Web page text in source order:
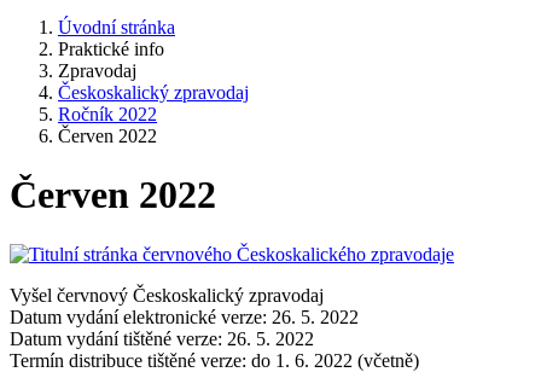
Úvodní stránka
Praktické info
Zpravodaj
Českoskalický zpravodaj
Ročník 2022
Červen 2022
Červen 2022
Vyšel červnový Českoskalický zpravodaj
Datum vydání elektronické verze: 26. 5. 2022
Datum vydání tištěné verze: 26. 5. 2022
Termín distribuce tištěné verze: do 1. 6. 2022 (včetně)